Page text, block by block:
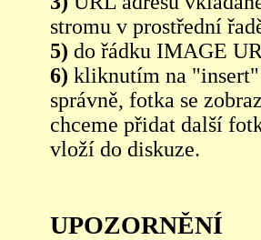
stromu v prostřední
5) do řádku IMAGE
6) kliknutím na "insert"
správně, fotka se
chceme přidat další
vloží do diskuze.
UPOZORNĚNÍ